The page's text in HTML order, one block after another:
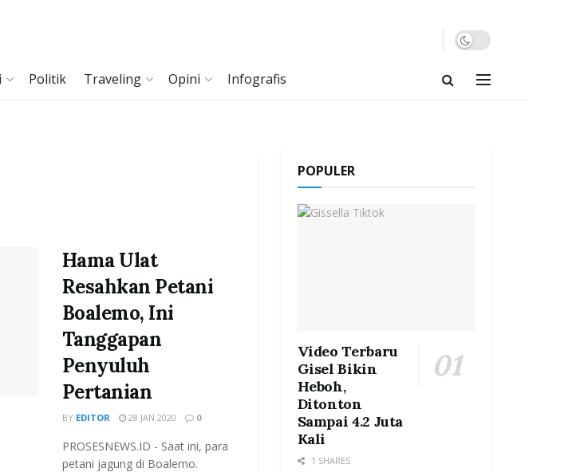
Politik Traveling Opini Infografis
Hama Ulat
Resahkan Petani
Boalemo, Ini
Tanggapan
Penyuluh
Pertanian
BY EDITOR 28 JAN 2020 0
PROSESNEWS.ID - Saat ini, para
petani jagung di Boalemo.
POPULER
Video Terbaru
Gisel Bikin
Heboh,
Ditonton
Sampai 4.2 Juta
Kali
1 SHARES